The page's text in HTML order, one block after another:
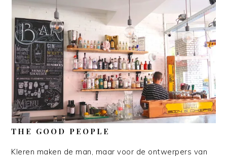
THE GOOD PEOPLE
Kleren maken de man, maar voor de ontwerpers van